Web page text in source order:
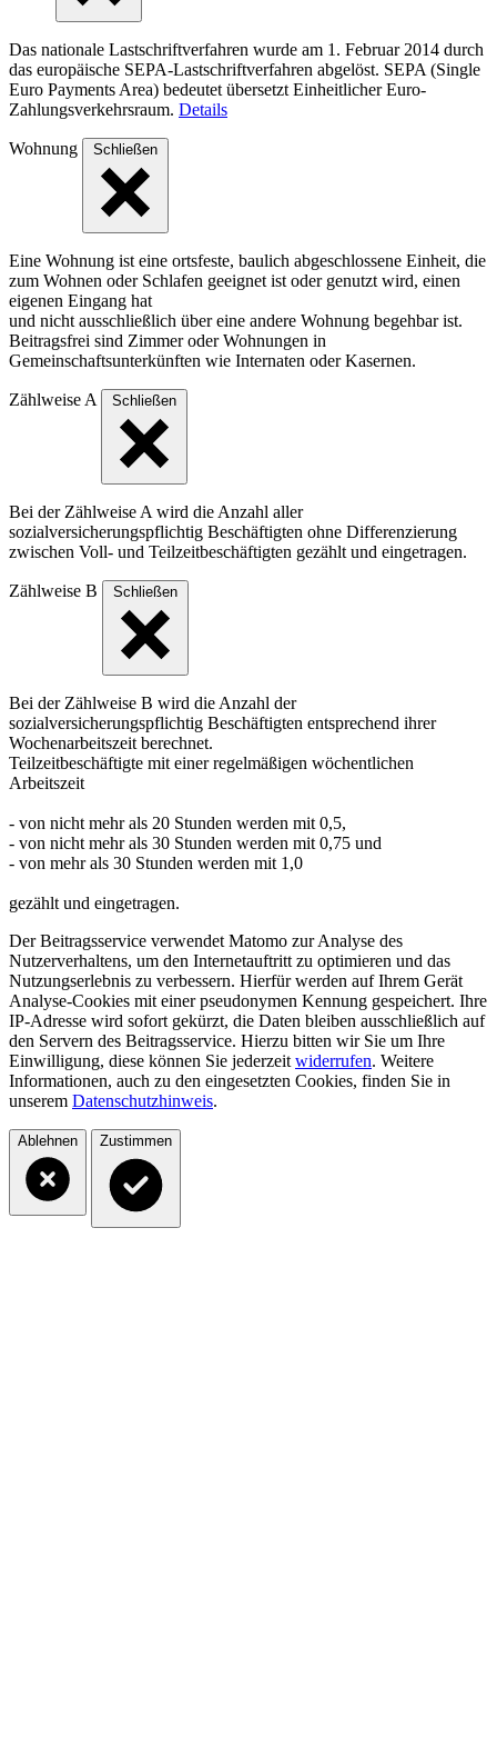
Das nationale Lastschriftverfahren wurde am 1. Februar 2014 durch
das europäische SEPA-Lastschriftverfahren abgelöst. SEPA (Single
Euro Payments Area) bedeutet übersetzt Einheitlicher Euro-
Zahlungsverkehrsraum. Details
Wohnung Schließen
Eine Wohnung ist eine ortsfeste, baulich abgeschlossene Einheit, die
zum Wohnen oder Schlafen geeignet ist oder genutzt wird, einen
eigenen Eingang hat
und nicht ausschließlich über eine andere Wohnung begehbar ist.
Beitragsfrei sind Zimmer oder Wohnungen in
Gemeinschaftsunterkünften wie Internaten oder Kasernen.
Zählweise A Schließen
Bei der Zählweise A wird die Anzahl aller
sozialversicherungspflichtig Beschäftigten ohne Differenzierung
zwischen Voll- und Teilzeitbeschäftigten gezählt und eingetragen.
Zählweise B Schließen
Bei der Zählweise B wird die Anzahl der
sozialversicherungspflichtig Beschäftigten entsprechend ihrer
Wochenarbeitszeit berechnet.
Teilzeitbeschäftigte mit einer regelmäßigen wöchentlichen
Arbeitszeit
- von nicht mehr als 20 Stunden werden mit 0,5,
- von nicht mehr als 30 Stunden werden mit 0,75 und
- von mehr als 30 Stunden werden mit 1,0
gezählt und eingetragen.
Der Beitragsservice verwendet Matomo zur Analyse des
Nutzerverhaltens, um den Internetauftritt zu optimieren und das
Nutzungserlebnis zu verbessern. Hierfür werden auf Ihrem Gerät
Analyse-Cookies mit einer pseudonymen Kennung gespeichert. Ihre
IP-Adresse wird sofort gekürzt, die Daten bleiben ausschließlich auf
den Servern des Beitragsservice. Hierzu bitten wir Sie um Ihre
Einwilligung, diese können Sie jederzeit widerrufen. Weitere
Informationen, auch zu den eingesetzten Cookies, finden Sie in
unserem Datenschutzhinweis.
Ablehnen Zustimmen